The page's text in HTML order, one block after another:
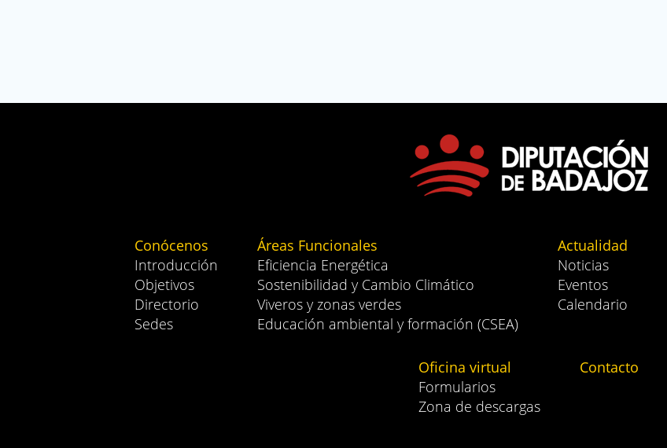
Conócenos
Introducción
Objetivos
Directorio
Sedes
Áreas Funcionales
Eficiencia Energética
Sostenibilidad y Cambio Climático
Viveros y zonas verdes
Educación ambiental y formación (CSEA)
Actualidad
Noticias
Eventos
Calendario
Oficina virtual
Formularios
Zona de descargas
Contacto